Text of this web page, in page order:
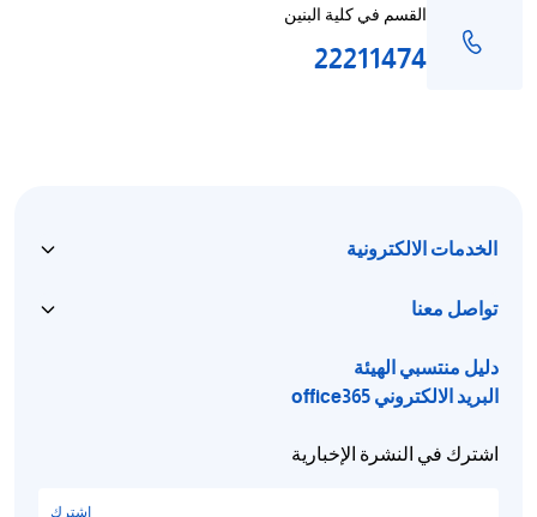
القسم في كلية البنين
22211474
الخدمات الالكترونية
تواصل معنا
دليل منتسبي الهيئة
البريد الالكتروني office365
اشترك في النشرة الإخبارية
اشترك